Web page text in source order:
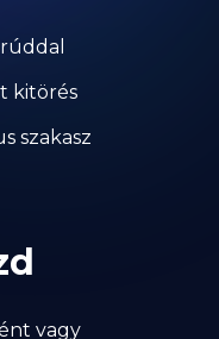
kitörés
szakasz
vagy